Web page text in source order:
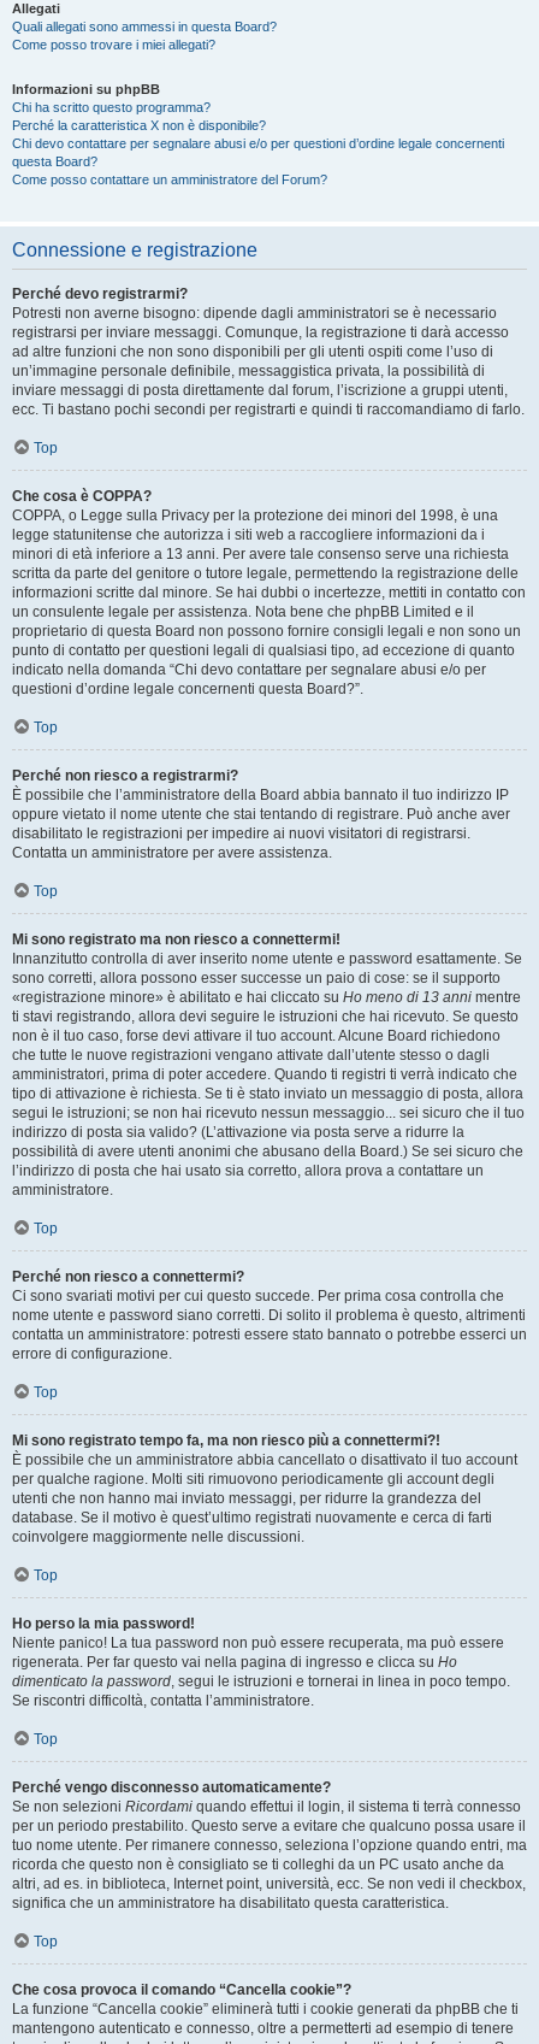
Allegati
Quali allegati sono ammessi in questa Board?
Come posso trovare i miei allegati?
Informazioni su phpBB
Chi ha scritto questo programma?
Perché la caratteristica X non è disponibile?
Chi devo contattare per segnalare abusi e/o per questioni d’ordine legale concernenti
questa Board?
Come posso contattare un amministratore del Forum?
Connessione e registrazione
Perché devo registrarmi?
Potresti non averne bisogno: dipende dagli amministratori se è necessario
registrarsi per inviare messaggi. Comunque, la registrazione ti darà accesso
ad altre funzioni che non sono disponibili per gli utenti ospiti come l’uso di
un’immagine personale definibile, messaggistica privata, la possibilità di
inviare messaggi di posta direttamente dal forum, l’iscrizione a gruppi utenti,
ecc. Ti bastano pochi secondi per registrarti e quindi ti raccomandiamo di farlo.
Top
Che cosa è COPPA?
COPPA, o Legge sulla Privacy per la protezione dei minori del 1998, è una
legge statunitense che autorizza i siti web a raccogliere informazioni da i
minori di età inferiore a 13 anni. Per avere tale consenso serve una richiesta
scritta da parte del genitore o tutore legale, permettendo la registrazione delle
informazioni scritte dal minore. Se hai dubbi o incertezze, mettiti in contatto con
un consulente legale per assistenza. Nota bene che phpBB Limited e il
proprietario di questa Board non possono fornire consigli legali e non sono un
punto di contatto per questioni legali di qualsiasi tipo, ad eccezione di quanto
indicato nella domanda “Chi devo contattare per segnalare abusi e/o per
questioni d’ordine legale concernenti questa Board?”.
Top
Perché non riesco a registrarmi?
È possibile che l’amministratore della Board abbia bannato il tuo indirizzo IP
oppure vietato il nome utente che stai tentando di registrare. Può anche aver
disabilitato le registrazioni per impedire ai nuovi visitatori di registrarsi.
Contatta un amministratore per avere assistenza.
Top
Mi sono registrato ma non riesco a connettermi!
Innanzitutto controlla di aver inserito nome utente e password esattamente. Se
sono corretti, allora possono esser successe un paio di cose: se il supporto
«registrazione minore» è abilitato e hai cliccato su Ho meno di 13 anni mentre
ti stavi registrando, allora devi seguire le istruzioni che hai ricevuto. Se questo
non è il tuo caso, forse devi attivare il tuo account. Alcune Board richiedono
che tutte le nuove registrazioni vengano attivate dall’utente stesso o dagli
amministratori, prima di poter accedere. Quando ti registri ti verrà indicato che
tipo di attivazione è richiesta. Se ti è stato inviato un messaggio di posta, allora
segui le istruzioni; se non hai ricevuto nessun messaggio... sei sicuro che il tuo
indirizzo di posta sia valido? (L’attivazione via posta serve a ridurre la
possibilità di avere utenti anonimi che abusano della Board.) Se sei sicuro che
l’indirizzo di posta che hai usato sia corretto, allora prova a contattare un
amministratore.
Top
Perché non riesco a connettermi?
Ci sono svariati motivi per cui questo succede. Per prima cosa controlla che
nome utente e password siano corretti. Di solito il problema è questo, altrimenti
contatta un amministratore: potresti essere stato bannato o potrebbe esserci un
errore di configurazione.
Top
Mi sono registrato tempo fa, ma non riesco più a connettermi?!
È possibile che un amministratore abbia cancellato o disattivato il tuo account
per qualche ragione. Molti siti rimuovono periodicamente gli account degli
utenti che non hanno mai inviato messaggi, per ridurre la grandezza del
database. Se il motivo è quest’ultimo registrati nuovamente e cerca di farti
coinvolgere maggiormente nelle discussioni.
Top
Ho perso la mia password!
Niente panico! La tua password non può essere recuperata, ma può essere
rigenerata. Per far questo vai nella pagina di ingresso e clicca su Ho
dimenticato la password, segui le istruzioni e tornerai in linea in poco tempo.
Se riscontri difficoltà, contatta l’amministratore.
Top
Perché vengo disconnesso automaticamente?
Se non selezioni Ricordami quando effettui il login, il sistema ti terrà connesso
per un periodo prestabilito. Questo serve a evitare che qualcuno possa usare il
tuo nome utente. Per rimanere connesso, seleziona l’opzione quando entri, ma
ricorda che questo non è consigliato se ti colleghi da un PC usato anche da
altri, ad es. in biblioteca, Internet point, università, ecc. Se non vedi il checkbox,
significa che un amministratore ha disabilitato questa caratteristica.
Top
Che cosa provoca il comando “Cancella cookie”?
La funzione “Cancella cookie” eliminerà tutti i cookie generati da phpBB che ti
mantengono autenticato e connesso, oltre a permetterti ad esempio di tenere